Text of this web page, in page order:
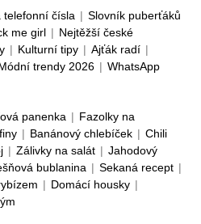
telefonní čísla | Slovník puberťáků
me girl | Nejtěžší české
| Kulturní tipy | Ajťák radí |
trendy 2026 | WhatsApp
panenka | Fazolky na
| Banánový chlebíček | Chili
| Zálivky na salát | Jahodový
bublanina | Sekaná recept |
| Domácí housky |